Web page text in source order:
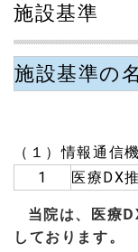
施設基準
施設基準の
（１）情報通信
1
医療DX
当院は、医療
しております。